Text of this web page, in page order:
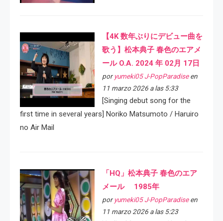
【4K 数年ぶりにデビュー曲を
歌う】松本典子 春色のエアメ
ール O.A. 2024 年 02月 17日
por yumeki05 J-PopParadiseen
11 marzo 2026 a las 5:33
[Singing debut song for the
first time in several years] Noriko Matsumoto / Haruiro
no Air Mail
「HQ」松本典子 春色のエア
メール 1985年
por yumeki05 J-PopParadiseen
11 marzo 2026 a las 5:23